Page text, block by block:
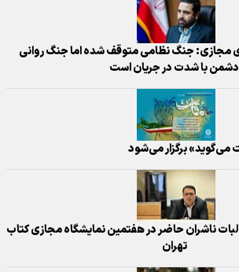
مجازی: جنگ نظامی متوقف شده اما جنگ روانی
دشمن با شدت در جریان است
برگزار می‌شود
ناشران حاضر در هفتمین نمایشگاه مجازی کتاب
تهران